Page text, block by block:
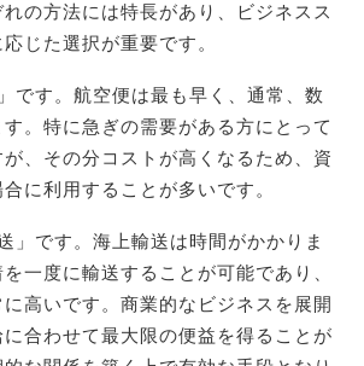
の方法には特長があり、ビジネスス
じた選択が重要です。
です。航空便は最も早く、通常、数
。特に急ぎの需要がある方にとって
、その分コストが高くなるため、資
に利用することが多いです。
」です。海上輸送は時間がかかりま
一度に輸送することが可能であり、
高いです。商業的なビジネスを展開
に合わせて最大限の便益を得ることが